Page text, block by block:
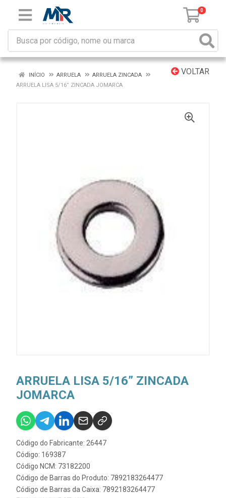
0
VOLTAR
INÍCIO ARRUELA
ARRUELA ZINCADA
ARRUELA LISA 5/16” ZINCADA JOMARCA
ARRUELA LISA 5/16” ZINCADA
JOMARCA
Código do Fabricante: 26447
Código: 169387
Código NCM: 73182200
Código de Barras do Produto: 7892183264477
Código de Barras da Caixa: 7892183264477